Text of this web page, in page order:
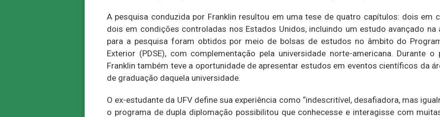
A pesquisa conduzida por Franklin resultou em uma tese de quatro capítulos: dois em
dois em condições controladas nos Estados Unidos, incluindo um estudo avançado na
para a pesquisa foram obtidos por meio de bolsas de estudos no âmbito do
Exterior (PDSE), com complementação pela universidade norte-americana. Durante
Franklin também teve a oportunidade de apresentar estudos em eventos científicos da
de graduação daquela universidade.
O ex-estudante da UFV define sua experiência como “indescritível, desafiadora, mas
o programa de dupla diplomação possibilitou que conhecesse e interagisse com